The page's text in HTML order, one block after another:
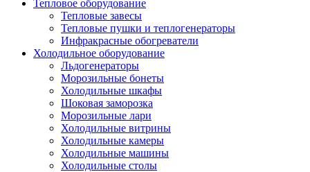
Тепловое оборудование
Тепловые завесы
Тепловые пушки и теплогенераторы
Инфракрасные обогреватели
Холодильное оборудование
Льдогенераторы
Морозильные бонеты
Холодильные шкафы
Шоковая заморозка
Морозильные лари
Холодильные витрины
Холодильные камеры
Холодильные машины
Холодильные столы